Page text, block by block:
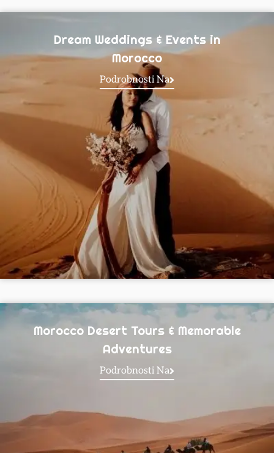
Dream Weddings & Events in
Morocco
Podrobnosti Na
Morocco Desert Tours & Memorable
Adventures
Podrobnosti Na